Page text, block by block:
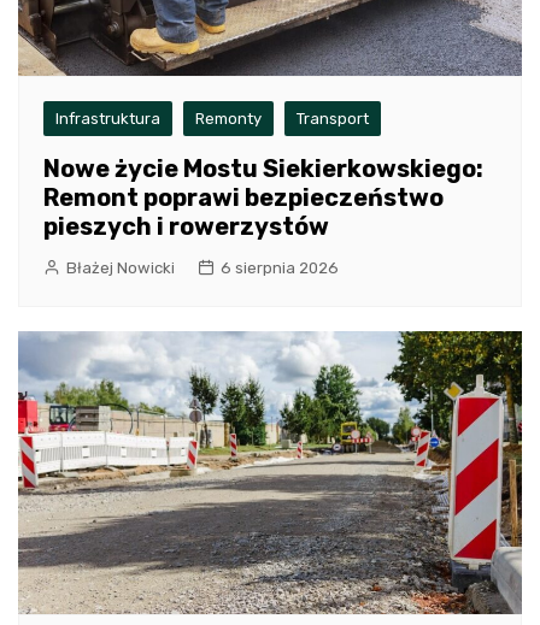
Infrastruktura Remonty Transport
Nowe życie Mostu Siekierkowskiego:
Remont poprawi bezpieczeństwo
pieszych i rowerzystów
Błażej Nowicki 6 sierpnia 2026